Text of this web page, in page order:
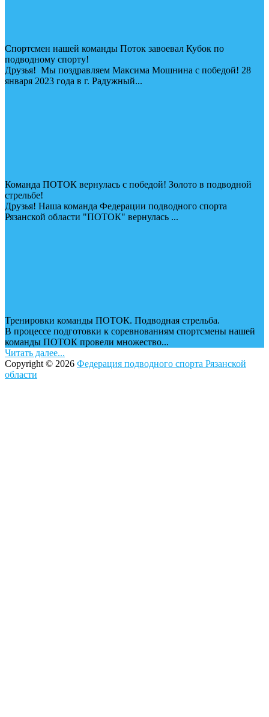
Спортсмен нашей команды Поток завоевал Кубок по
подводному спорту!
Друзья! Мы поздравляем Максима Мошнина с победой! 28
января 2023 года в г. Радужный...
Команда ПОТОК вернулась с победой! Золото в подводной
стрельбе!
Друзья! Наша команда Федерации подводного спорта
Рязанской области "ПОТОК" вернулась ...
Тренировки команды ПОТОК. Подводная стрельба.
В процессе подготовки к соревнованиям спортсмены нашей
команды ПОТОК провели множество...
Читать далее...
Copyright © 2026 Федерация подводного спорта Рязанской
области